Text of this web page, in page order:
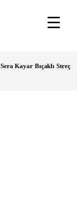
Sera Kayar Bıçaklı Streç